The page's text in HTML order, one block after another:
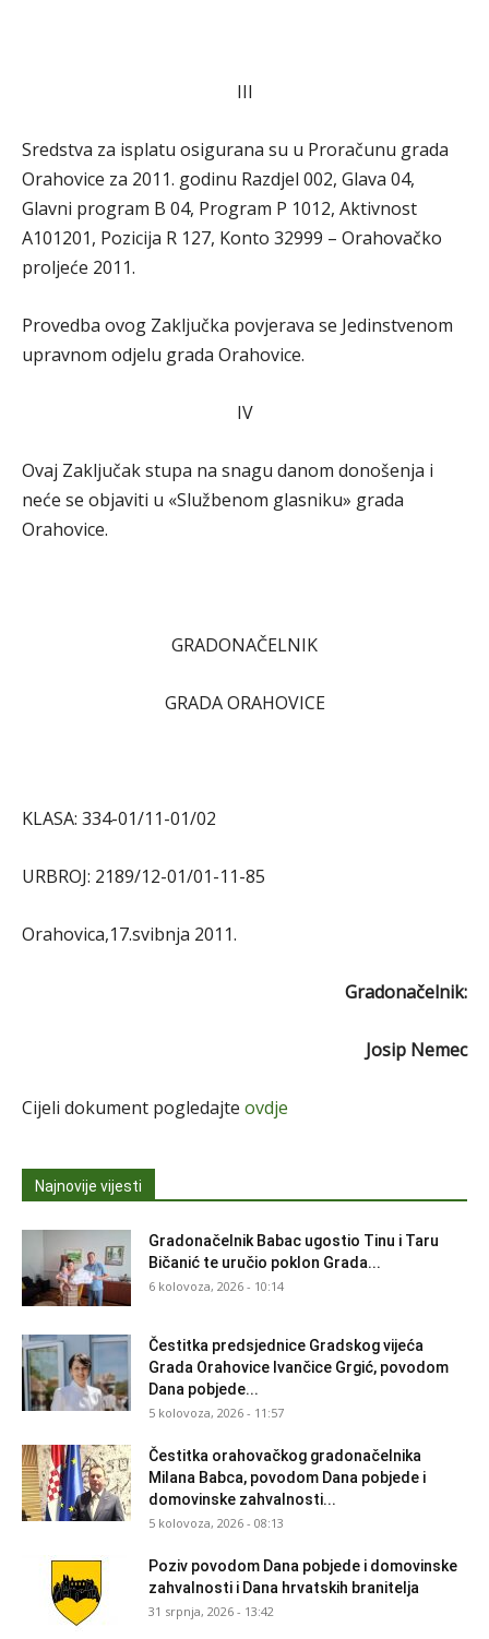
III
Sredstva za isplatu osigurana su u Proračunu grada
Orahovice za 2011. godinu Razdjel 002, Glava 04,
Glavni program B 04, Program P 1012, Aktivnost
A101201, Pozicija R 127, Konto 32999 – Orahovačko
proljeće 2011.
Provedba ovog Zaključka povjerava se Jedinstvenom
upravnom odjelu grada Orahovice.
IV
Ovaj Zaključak stupa na snagu danom donošenja i
neće se objaviti u «Službenom glasniku» grada
Orahovice.
GRADONAČELNIK
GRADA ORAHOVICE
KLASA: 334-01/11-01/02
URBROJ: 2189/12-01/01-11-85
Orahovica,17.svibnja 2011.
Gradonačelnik:
Josip Nemec
Cijeli dokument pogledajte ovdje
Najnovije vijesti
Gradonačelnik Babac ugostio Tinu i Taru
Bičanić te uručio poklon Grada...
6 kolovoza, 2026 - 10:14
Čestitka predsjednice Gradskog vijeća
Grada Orahovice Ivančice Grgić, povodom
Dana pobjede...
5 kolovoza, 2026 - 11:57
Čestitka orahovačkog gradonačelnika
Milana Babca, povodom Dana pobjede i
domovinske zahvalnosti...
5 kolovoza, 2026 - 08:13
Poziv povodom Dana pobjede i domovinske
zahvalnosti i Dana hrvatskih branitelja
31 srpnja, 2026 - 13:42